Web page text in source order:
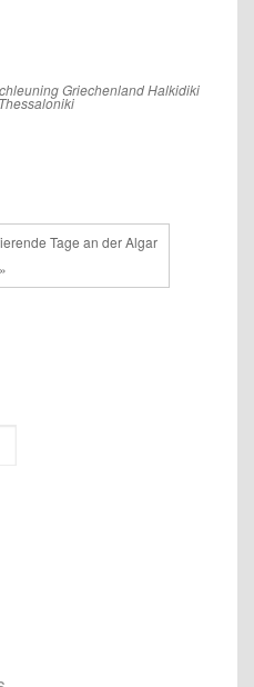
GriechenlandHalkidiki
Thessaloniki
Tage an der Algar